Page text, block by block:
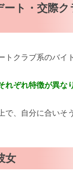
ート・交際ク
トクラブ系のバイ
れぞれ特徴が異な
で、自分に合いそ
女